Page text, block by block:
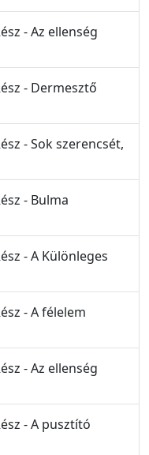
- Az ellenség
- Dermesztő
- Sok szerencsét,
- Bulma
- A Különleges
- A félelem
- Az ellenség
- A pusztító